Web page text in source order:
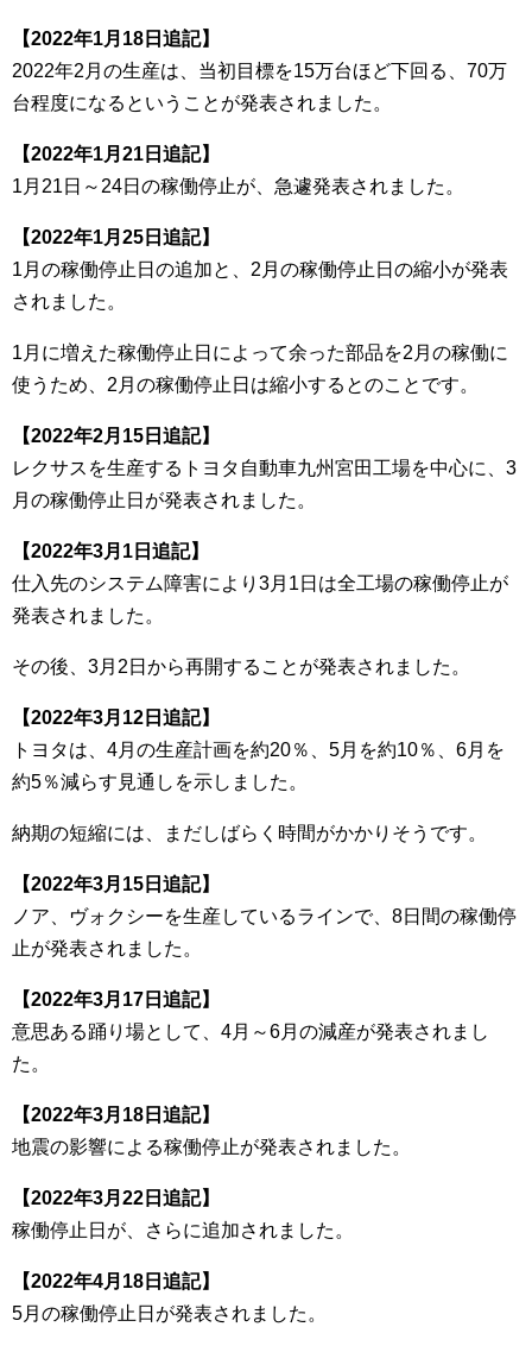
【2022年1月18日追記】
2022年2月の生産は、当初目標を15万台ほど下回る、70万
台程度になるということが発表されました。
【2022年1月21日追記】
1月21日～24日の稼働停止が、急遽発表されました。
【2022年1月25日追記】
1月の稼働停止日の追加と、2月の稼働停止日の縮小が発表
されました。
1月に増えた稼働停止日によって余った部品を2月の稼働に
使うため、2月の稼働停止日は縮小するとのことです。
【2022年2月15日追記】
レクサスを生産するトヨタ自動車九州宮田工場を中心に、3
月の稼働停止日が発表されました。
【2022年3月1日追記】
仕入先のシステム障害により3月1日は全工場の稼働停止が
発表されました。
その後、3月2日から再開することが発表されました。
【2022年3月12日追記】
トヨタは、4月の生産計画を約20％、5月を約10％、6月を
約5％減らす見通しを示しました。
納期の短縮には、まだしばらく時間がかかりそうです。
【2022年3月15日追記】
ノア、ヴォクシーを生産しているラインで、8日間の稼働停
止が発表されました。
【2022年3月17日追記】
意思ある踊り場として、4月～6月の減産が発表されまし
た。
【2022年3月18日追記】
地震の影響による稼働停止が発表されました。
【2022年3月22日追記】
稼働停止日が、さらに追加されました。
【2022年4月18日追記】
5月の稼働停止日が発表されました。